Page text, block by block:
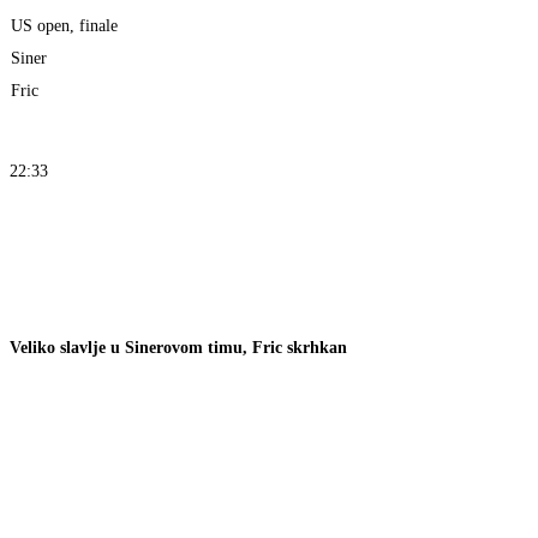
US open, finale
Siner
Fric
22:33
Veliko slavlje u Sinerovom timu, Fric skrhkan